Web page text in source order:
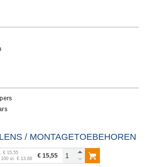
/ MONTAGETOEBEHOREN
€ 15,55
100 st. € 13,68 € 15,55